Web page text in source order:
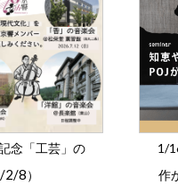
念「工芸」の
2/8）
1/
作